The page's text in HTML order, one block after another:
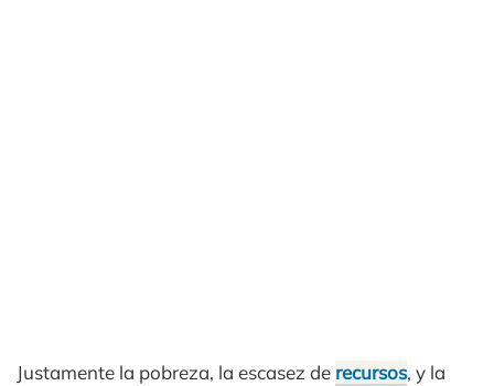
Justamente la pobreza, la escasez de recursos, y la